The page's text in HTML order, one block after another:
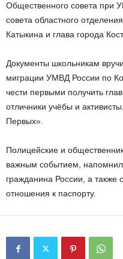
Общественного совета при
совета областного
Катыкина и глава города
Документы школьникам
миграции УМВД России по
чести первыми получить
отличники учёбы и
Первых».
Полицейские и
важным событием,
гражданина России, а также
отношения к паспорту.